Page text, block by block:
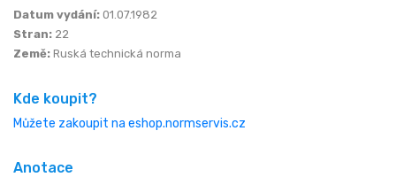
Datum vydání: 01.07.1982
Stran: 22
Země: Ruská technická norma
Kde koupit?
Můžete zakoupit na eshop.normservis.cz
Anotace